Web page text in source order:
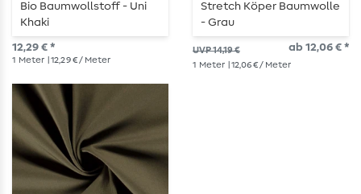
Bio Baumwollstoff - Uni
Khaki
12,29 € *
1 Meter | 12,29 € / Meter
Stretch Köper Baumwolle
- Grau
UVP 14,19 € ab 12,06 € *
1 Meter | 12,06 € / Meter